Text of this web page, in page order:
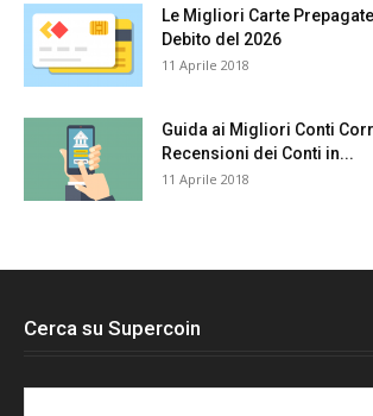
Le Migliori Carte
Debito del 2026
11 Aprile 2018
Guida ai Migliori Conti
Recensioni dei Conti in...
11 Aprile 2018
Cerca su Supercoin